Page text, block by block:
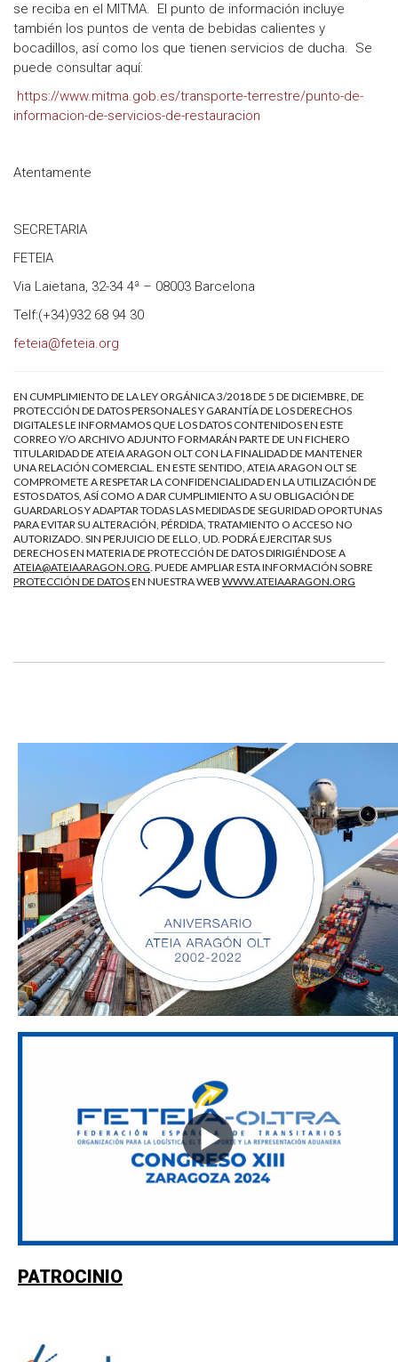
se reciba en el MITMA. El punto de información incluye
también los puntos de venta de bebidas calientes y
bocadillos, así como los que tienen servicios de ducha. Se
puede consultar aquí:
https://www.mitma.gob.es/transporte-terrestre/punto-de-
informacion-de-servicios-de-restauracion
Atentamente
SECRETARIA
FETEIA
Via Laietana, 32-34 4ª – 08003 Barcelona
Telf:(+34)932 68 94 30
feteia@feteia.org
EN CUMPLIMIENTO DE LA LEY ORGÁNICA 3/2018 DE 5 DE DICIEMBRE, DE
PROTECCIÓN DE DATOS PERSONALES Y GARANTÍA DE LOS DERECHOS
DIGITALES LE INFORMAMOS QUE LOS DATOS CONTENIDOS EN ESTE
CORREO Y/O ARCHIVO ADJUNTO FORMARÁN PARTE DE UN FICHERO
TITULARIDAD DE ATEIA ARAGON OLT CON LA FINALIDAD DE MANTENER
UNA RELACIÓN COMERCIAL. EN ESTE SENTIDO, ATEIA ARAGON OLT SE
COMPROMETE A RESPETAR LA CONFIDENCIALIDAD EN LA UTILIZACIÓN DE
ESTOS DATOS, ASÍ COMO A DAR CUMPLIMIENTO A SU OBLIGACIÓN DE
GUARDARLOS Y ADAPTAR TODAS LAS MEDIDAS DE SEGURIDAD OPORTUNAS
PARA EVITAR SU ALTERACIÓN, PÉRDIDA, TRATAMIENTO O ACCESO NO
AUTORIZADO. SIN PERJUICIO DE ELLO, UD. PODRÁ EJERCITAR SUS
DERECHOS EN MATERIA DE PROTECCIÓN DE DATOS DIRIGIÉNDOSE A
ATEIA@ATEIAARAGON.ORG. PUEDE AMPLIAR ESTA INFORMACIÓN SOBRE
PROTECCIÓN DE DATOSEN NUESTRA WEB WWW.ATEIAARAGON.ORG
PATROCINIO